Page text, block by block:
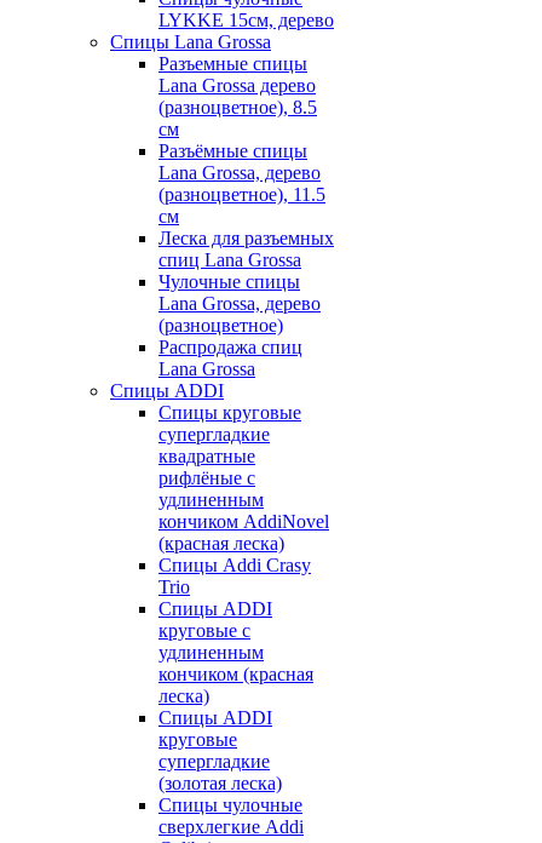
LYKKE 15см, дерево
Спицы Lana Grossa
Разъемные спицы
Lana Grossa дерево
(разноцветное), 8.5
см
Разъёмные спицы
Lana Grossa, дерево
(разноцветное), 11.5
см
Леска для разъемных
спиц Lana Grossa
Чулочные спицы
Lana Grossa, дерево
(разноцветное)
Распродажа спиц
Lana Grossa
Спицы ADDI
Спицы круговые
супергладкие
квадратные
рифлёные с
удлиненным
кончиком AddiNovel
(красная леска)
Спицы Addi Crasy
Trio
Спицы ADDI
круговые с
удлиненным
кончиком (красная
леска)
Спицы ADDI
круговые
супергладкие
(золотая леска)
Спицы чулочные
сверхлегкие Addi